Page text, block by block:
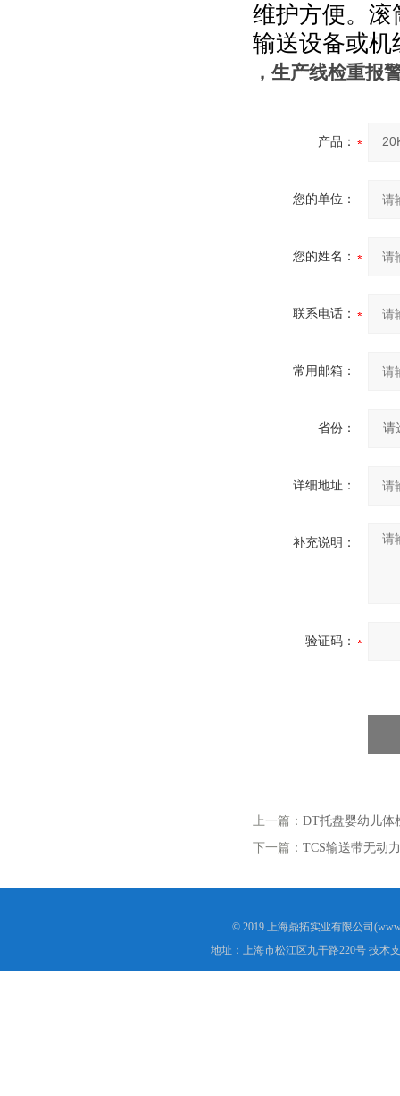
维护方便。滚
输送设备或机
，生产线检重报
产品：
您的单位：
您的姓名：
联系电话：
常用邮箱：
省份：
详细地址：
补充说明：
验证码：
上一篇： DT托盘婴幼儿体
下一篇： TCS输送带无动
© 2019 上海鼎拓实业有限公司
地址：上海市松江区九干路220号 技术